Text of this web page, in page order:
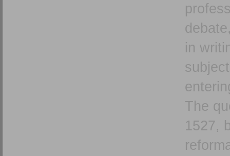
in
The
1527,